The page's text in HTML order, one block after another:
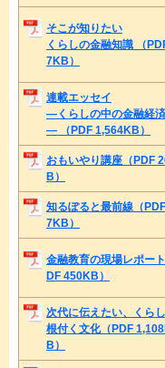
そこが知りたい
くらしの金融知識 （
7KB）
連載エッセイ
―くらしの中の金融経
― （PDF 1,564KB）
おもいやり講座（PDF
B）
知るぽると最前線（
7KB）
金融教育の現場レポー
DF 450KB）
次代に伝えたい、くら
根付く文化（PDF
B）